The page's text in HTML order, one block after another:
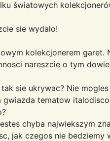
światowych
sie wydalo!
kolekcjonerem garet.
nareszcie o tym
sie ukrywac? Nie
gwiazda tematow
chyba najwiekszym
jak czegos nie